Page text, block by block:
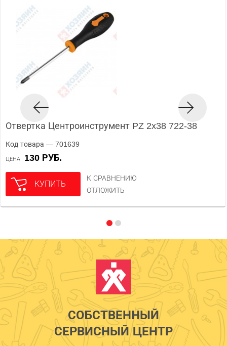
Отвертка Центроинструмент PZ 2x38 722-38
Код товара — 701639
ЦЕНА 130 РУБ.
КУПИТЬ
К СРАВНЕНИЮ
ОТЛОЖИТЬ
СОБСТВЕННЫЙ
СЕРВИСНЫЙ ЦЕНТР